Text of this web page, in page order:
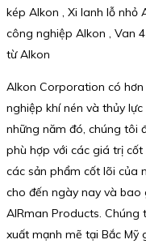
kép Alkon , Xi lanh lỗ nhỏ
công nghiệp Alkon , Van
từ Alkon
Alkon Corporation có
nghiệp khí nén và thủy
những năm đó, chúng tôi
phù hợp với các giá trị
các sản phẩm cốt lõi của
cho đến ngày nay và bao
AIRman Products. Chúng
xuất mạnh mẽ tại Bắc Mỹ